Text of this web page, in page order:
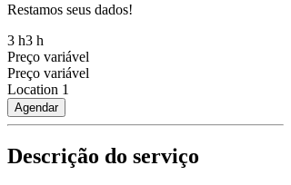
Restamos seus dados!
3 h3 h
Preço variável
Preço variável
Location 1
Agendar
Descrição do serviço